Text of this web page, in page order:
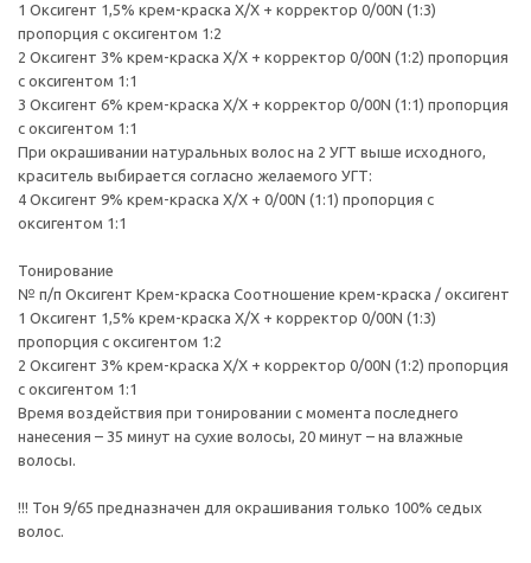
1 Оксигент 1,5% крем-краска Х/Х + корректор 0/00N (1:3)
пропорция с оксигентом 1:2
2 Оксигент 3% крем-краска Х/Х + корректор 0/00N (1:2) пропорция
с оксигентом 1:1
3 Оксигент 6% крем-краска Х/Х + корректор 0/00N (1:1) пропорция
с оксигентом 1:1
При окрашивании натуральных волос на 2 УГТ выше исходного,
краситель выбирается согласно желаемого УГТ:
4 Оксигент 9% крем-краска Х/Х + 0/00N (1:1) пропорция с
оксигентом 1:1
Тонирование
№ п/п Оксигент Крем-краска Соотношение крем-краска / оксигент
1 Оксигент 1,5% крем-краска Х/Х + корректор 0/00N (1:3)
пропорция с оксигентом 1:2
2 Оксигент 3% крем-краска Х/Х + корректор 0/00N (1:2) пропорция
с оксигентом 1:1
Время воздействия при тонировании с момента последнего
нанесения – 35 минут на сухие волосы, 20 минут – на влажные
волосы.
!!! Тон 9/65 предназначен для окрашивания только 100% седых
волос.